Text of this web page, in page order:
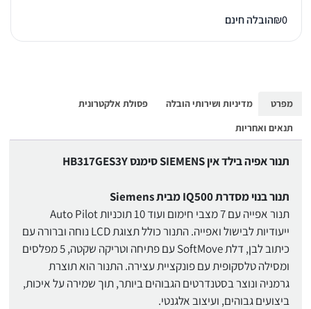
₪0 הובלה חינם
מפרט מדיניות ושירותי הובלה
פסולת אלקטרונית
תנאים ואחריות
תנור אפיה בילד אין SIEMENS סימנס HB317GES3Y
תנור בנוי מסדרת IQ500 מבית Siemens
תנור אפייה עם 7 מצבי חימום ועוד 10 תוכניות Auto Pilot
ייעודיות לבישול ואפייה. התנור כולל תצוגת LCD נוחה וברורה עם
כיתוב לבן, דלת SoftMove עם פתיחה וטריקה שקטה, 5 מפלסים
ומסילה טלסקופית עם פונקציית עצירה. התנור הוא תוצרת
גרמניה ונוצר בסטנדרטים הגבוהים ביותר, תוך שמירה על איכות,
ביצועים גבוהים, ועיצוב אלגנטי.